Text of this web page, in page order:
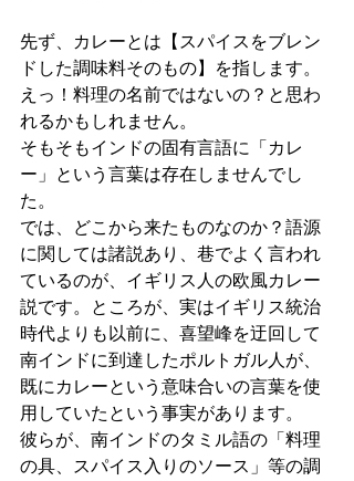
先ず、カレーとは【スパイスをブレン
ドした調味料そのもの】を指します。
えっ！料理の名前ではないの？と思わ
れるかもしれません。
そもそもインドの固有言語に「カレ
ー」という言葉は存在しませんでし
た。
では、どこから来たものなのか？語源
に関しては諸説あり、巷でよく言われ
ているのが、イギリス人の欧風カレー
説です。ところが、実はイギリス統治
時代よりも以前に、喜望峰を迂回して
南インドに到達したポルトガル人が、
既にカレーという意味合いの言葉を使
用していたという事実があります。
彼らが、南インドのタミル語の「料理
の具、スパイス入りのソース」等の調